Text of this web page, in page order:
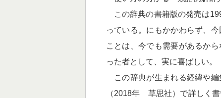
この辞典の書籍版の発売は
っている。にもかかわらず、
ことは、今でも需要があるか
った者として、実に喜ばしい。
この辞典が生まれる経緯や編
（2018年 草思社）で詳しく